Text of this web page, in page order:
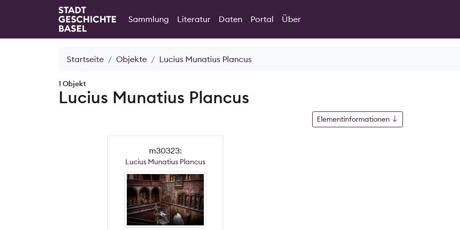
Sammlung Literatur Daten Portal
Über
Startseite Objekte Lucius Munatius Plancus
1 Objekt
Lucius Munatius Plancus
Elementinformationen
m30323:
Lucius Munatius Plancus